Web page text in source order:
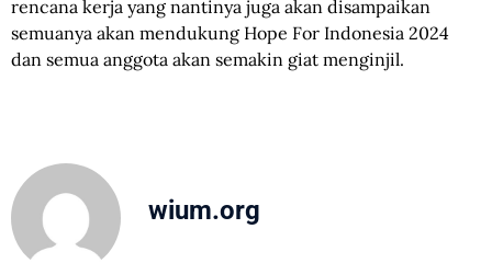
rencana kerja yang nantinya juga akan disampaikan
semuanya akan mendukung Hope For Indonesia 2024
dan semua anggota akan semakin giat menginjil.
wium.org